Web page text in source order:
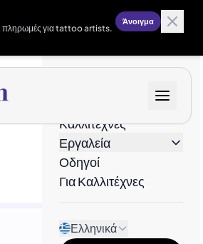
πληρωμές για tattoo artists.
Άνοιγμα
Καλλιτέχνες
Εργαλεία
Οδηγοί
Για Καλλιτέχνες
Ελληνικά